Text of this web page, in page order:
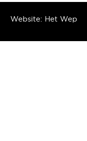
Website: Het Wep